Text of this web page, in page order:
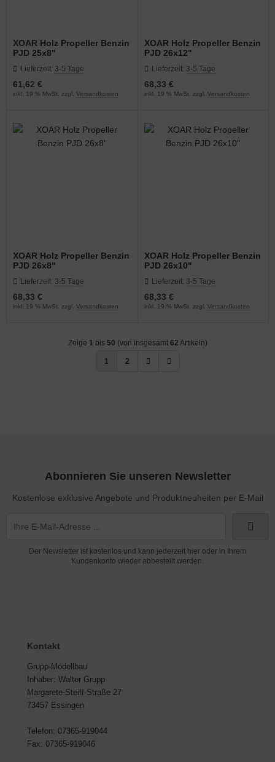
XOAR Holz Propeller Benzin
PJD 25x8"
Lieferzeit: 3-5 Tage
61,62 €
inkl. 19 % MwSt. zzgl. Versandkosten
XOAR Holz Propeller Benzin
PJD 26x12"
Lieferzeit: 3-5 Tage
68,33 €
inkl. 19 % MwSt. zzgl. Versandkosten
XOAR Holz Propeller Benzin
PJD 26x8"
Lieferzeit: 3-5 Tage
68,33 €
inkl. 19 % MwSt. zzgl. Versandkosten
XOAR Holz Propeller Benzin
PJD 26x10"
Lieferzeit: 3-5 Tage
68,33 €
inkl. 19 % MwSt. zzgl. Versandkosten
Zeige 1 bis 50 (von insgesamt 62 Artikeln)
1 2
Abonnieren Sie unseren Newsletter
Kostenlose exklusive Angebote und Produktneuheiten per E-Mail
Der Newsletter ist kostenlos und kann jederzeit hier oder in Ihrem
Kundenkonto wieder abbestellt werden.
Kontakt
Grupp-Modellbau
Inhaber: Walter Grupp
Margarete-Steiff-Straße 27
73457 Essingen
Telefon: 07365-919044
Fax: 07365-919046